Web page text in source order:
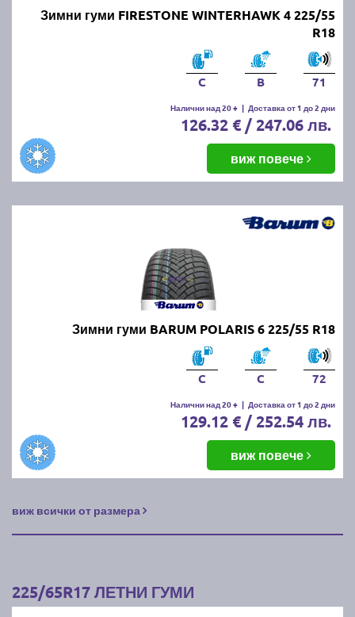
Зимни гуми FIRESTONE WINTERHAWK 4 225/55
R18
C B 71
Налични над 20 + | Доставка от 1 до 2 дни
126.32 € / 247.06 лв.
виж повече
Зимни гуми BARUM POLARIS 6 225/55 R18
C C 72
Налични над 20 + | Доставка от 1 до 2 дни
129.12 € / 252.54 лв.
виж повече
виж всички от размера
225/65R17 ЛЕТНИ ГУМИ